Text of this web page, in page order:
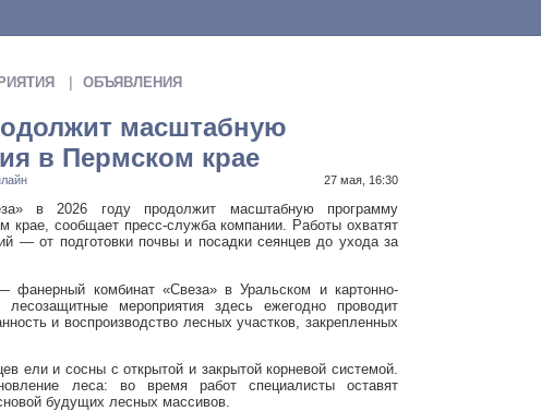
ОБЪЯВЛЕНИЯ
масштабную
в Пермском крае
27 мая, 16:30
в 2026 году продолжит масштабную программу
крае, сообщает пресс-служба компании. Работы охватят
— от подготовки почвы и посадки сеянцев до ухода за
комбинат «Свеза» в Уральском и картонно-
мероприятия здесь ежегодно проводит
и воспроизводство лесных участков, закрепленных
ели и сосны с открытой и закрытой корневой системой.
леса: во время работ специалисты оставят
будущих лесных массивов.